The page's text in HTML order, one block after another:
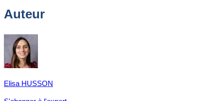
Auteur
Elisa HUSSON